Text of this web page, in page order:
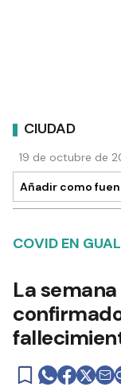
CIUDAD
19 de octubre de
Añadir como
COVID EN
La